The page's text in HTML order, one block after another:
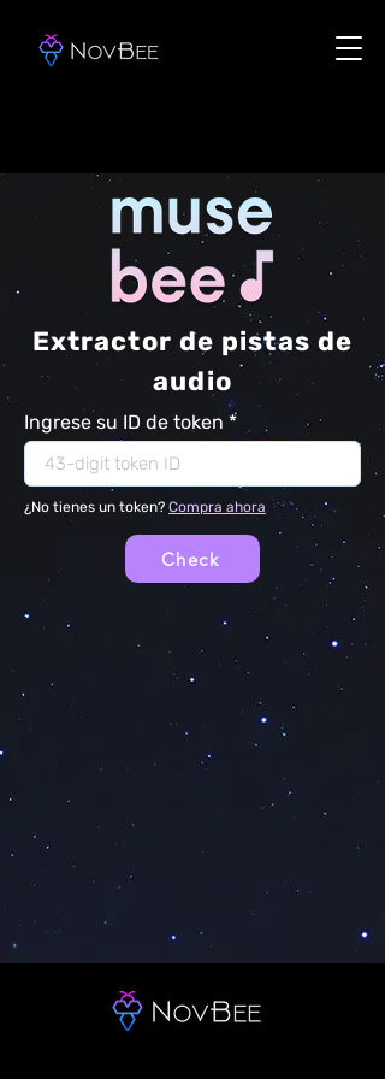
Extractor de pistas de
audio
Ingrese su ID de token
¿No tienes un token? Compra ahora
Check